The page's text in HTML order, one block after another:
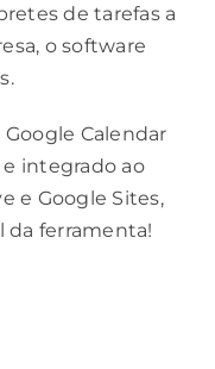
de tarefas a
o software
Calendar
integrado ao
e Google Sites,
da ferramenta!